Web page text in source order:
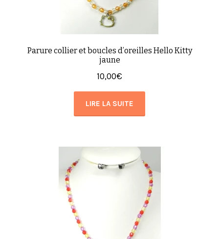
Parure collier et boucles d’oreilles Hello Kitty
jaune
10,00€
LIRE LA SUITE